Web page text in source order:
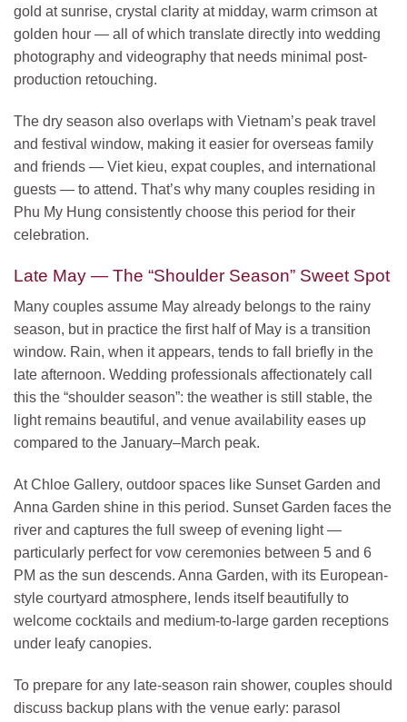
gold at sunrise, crystal clarity at midday, warm crimson at
golden hour — all of which translate directly into wedding
photography and videography that needs minimal post-
production retouching.
The dry season also overlaps with Vietnam’s peak travel
and festival window, making it easier for overseas family
and friends — Viet kieu, expat couples, and international
guests — to attend. That’s why many couples residing in
Phu My Hung consistently choose this period for their
celebration.
Late May — The “Shoulder Season” Sweet Spot
Many couples assume May already belongs to the rainy
season, but in practice the first half of May is a transition
window. Rain, when it appears, tends to fall briefly in the
late afternoon. Wedding professionals affectionately call
this the “shoulder season”: the weather is still stable, the
light remains beautiful, and venue availability eases up
compared to the January–March peak.
At Chloe Gallery, outdoor spaces like Sunset Garden and
Anna Garden shine in this period. Sunset Garden faces the
river and captures the full sweep of evening light —
particularly perfect for vow ceremonies between 5 and 6
PM as the sun descends. Anna Garden, with its European-
style courtyard atmosphere, lends itself beautifully to
welcome cocktails and medium-to-large garden receptions
under leafy canopies.
To prepare for any late-season rain shower, couples should
discuss backup plans with the venue early: parasol